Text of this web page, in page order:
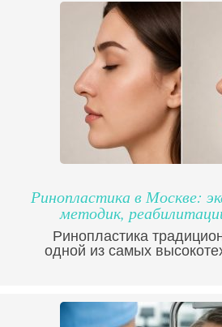
Ринопластика в Москве:
методик,
Ринопластика
одной из самых